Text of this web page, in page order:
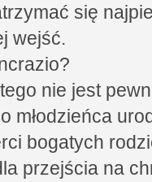
się
wejść.
nie jest
młodzieńca
bogatych
przejścia na